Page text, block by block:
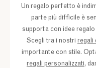
Un regalo perfetto è
parte più difficile è
supporta con idee
Scegli tra i nostri regali
importante con stile.
regali personalizzati,